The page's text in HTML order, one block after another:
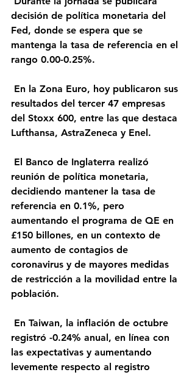
decisión de política monetaria del
Fed, donde se espera que se
mantenga la tasa de referencia en el
rango 0.00-0.25%.
resultados del tercer 47 empresas
del Stoxx 600, entre las que destaca
Lufthansa, AstraZeneca y Enel.
reunión de política monetaria,
decidiendo mantener la tasa de
referencia en 0.1%, pero
aumentando el programa de QE en
£150 billones, en un contexto de
aumento de contagios de
coronavirus y de mayores medidas
de restricción a la movilidad entre la
población.
registró -0.24% anual, en línea con
las expectativas y aumentando
levemente respecto al registro